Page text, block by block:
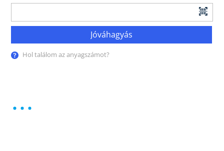
Jóváhagyás
Hol találom az anyagszámot?